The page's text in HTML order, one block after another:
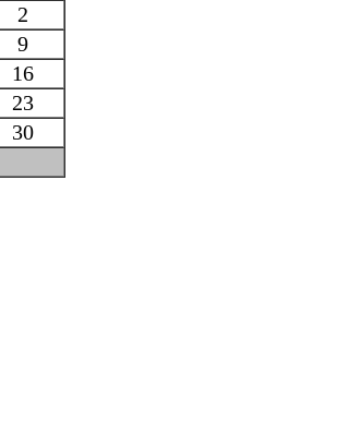
2
9
16
23
30